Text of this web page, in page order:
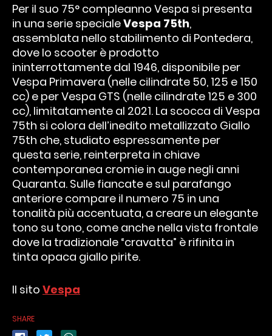
Per il suo 75° compleanno Vespa si presenta
in una serie specialeVespa 75th,
assemblata nello stabilimento di Pontedera,
dove lo scooter è prodotto
ininterrottamente dal 1946, disponibile per
Vespa Primavera (nelle cilindrate 50, 125 e 150
cc) e per Vespa GTS (nelle cilindrate 125 e 300
cc), limitatamente al 2021. La scocca di Vespa
75th si colora dell’inedito metallizzato Giallo
75th che, studiato espressamente per
questa serie, reinterpreta in chiave
contemporanea cromie in auge negli anni
Quaranta. Sulle fiancate e sul parafango
anteriore compare il numero 75 in una
tonalità più accentuata, a creare un elegante
tono su tono, come anche nella vista frontale
dove la tradizionale “cravatta” è rifinita in
tinta opaca giallo pirite.
Il sito Vespa
SHARE